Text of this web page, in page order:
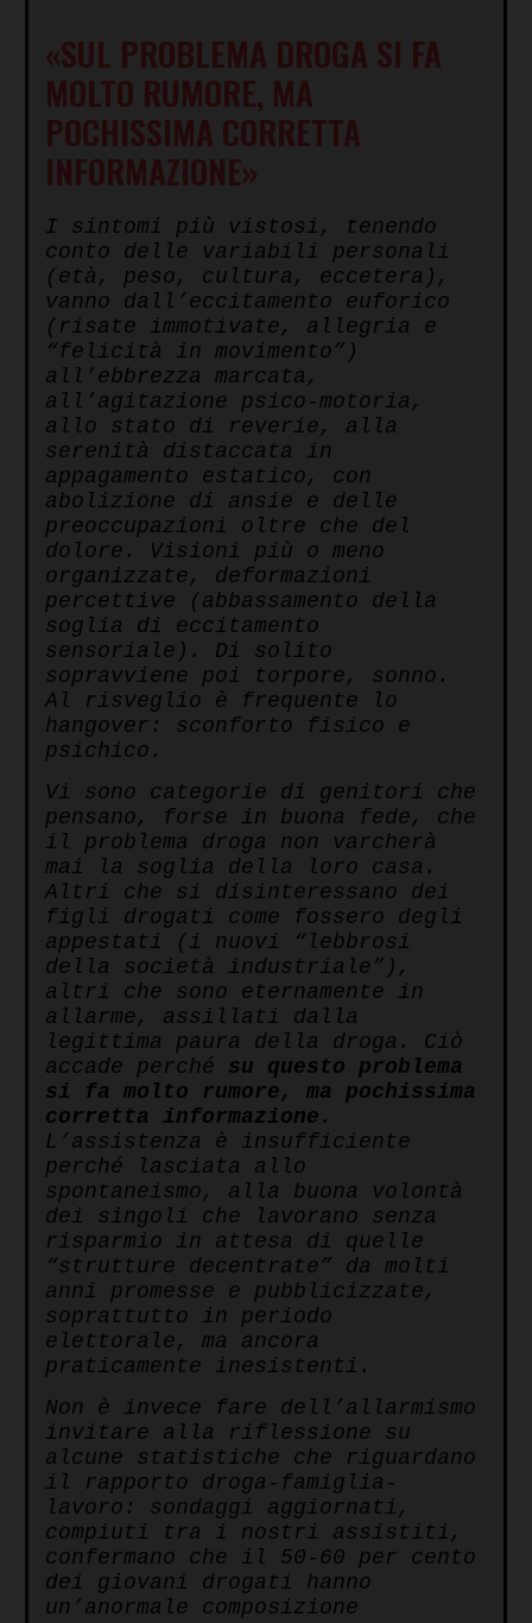
«SUL PROBLEMA DROGA SI FA
MOLTO RUMORE, MA
POCHISSIMA CORRETTA
INFORMAZIONE»
I sintomi più vistosi, tenendo
conto delle variabili personali
(età, peso, cultura, eccetera),
vanno dall’eccitamento euforico
(risate immotivate, allegria e
“felicità in movimento”)
all’ebbrezza marcata,
all’agitazione psico-motoria,
allo stato di reverie, alla
serenità distaccata in
appagamento estatico, con
abolizione di ansie e delle
preoccupazioni oltre che del
dolore. Visioni più o meno
organizzate, deformazioni
percettive (abbassamento della
soglia di eccitamento
sensoriale). Di solito
sopravviene poi torpore, sonno.
Al risveglio è frequente lo
hangover: sconforto fisico e
psichico.
Vi sono categorie di genitori che
pensano, forse in buona fede, che
il problema droga non varcherà
mai la soglia della loro casa.
Altri che si disinteressano dei
figli drogati come fossero degli
appestati (i nuovi “lebbrosi
della società industriale”),
altri che sono eternamente in
allarme, assillati dalla
legittima paura della droga. Ciò
accade perché su questo problema
si fa molto rumore, ma pochissima
corretta informazione .
L’assistenza è insufficiente
perché lasciata allo
spontaneismo, alla buona volontà
dei singoli che lavorano senza
risparmio in attesa di quelle
“strutture decentrate” da molti
anni promesse e pubblicizzate,
soprattutto in periodo
elettorale, ma ancora
praticamente inesistenti.
Non è invece fare dell’allarmismo
invitare alla riflessione su
alcune statistiche che riguardano
il rapporto droga-famiglia-
lavoro: sondaggi aggiornati,
compiuti tra i nostri assistiti,
confermano che il 50-60 per cento
dei giovani drogati hanno
un’anormale composizione